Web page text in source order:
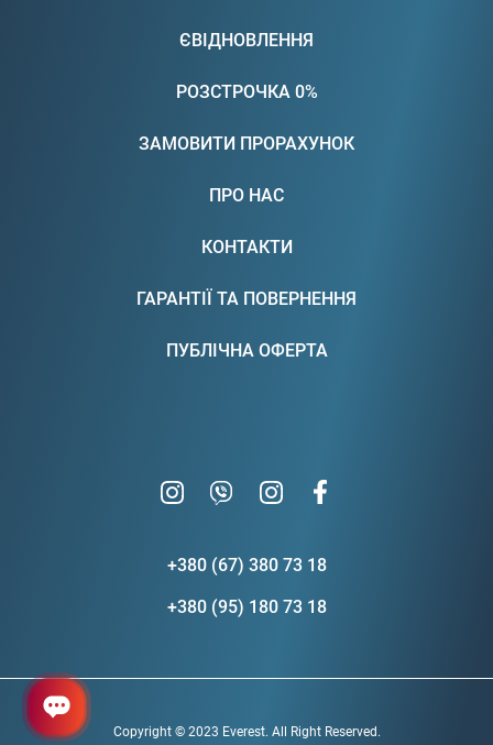
ЄВІДНОВЛЕННЯ
РОЗСТРОЧКА 0%
ЗАМОВИТИ ПРОРАХУНОК
ПРО НАС
КОНТАКТИ
ГАРАНТІЇ ТА ПОВЕРНЕННЯ
ПУБЛІЧНА ОФЕРТА
+380 (67) 380 73 18
+380 (95) 180 73 18
Copyright © 2023 Everest. All Right Reserved.